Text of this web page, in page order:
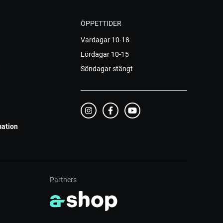
ÖPPETTIDER
Vardagar 10-18
Lördagar 10-15
Söndagar stängt
Partners